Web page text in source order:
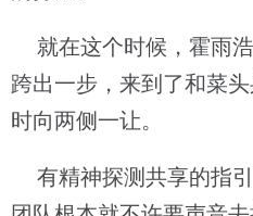
就在这个时候，霍雨
跨出一步，来到了和菜
时向两侧一让。
有精神探测共享的指